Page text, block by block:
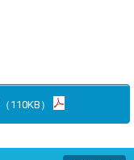
（110KB）